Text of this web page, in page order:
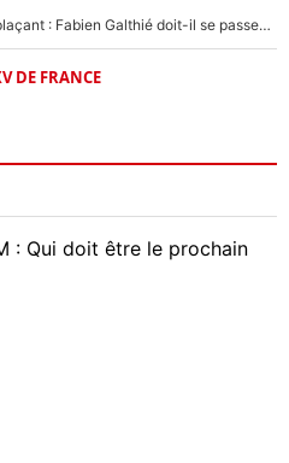
Le XV de France a trouvé son remplaçant : Fabien Galthié doit-il se passer d'Antoine Dupont ?
DE FRANCE
: Qui doit être le prochain